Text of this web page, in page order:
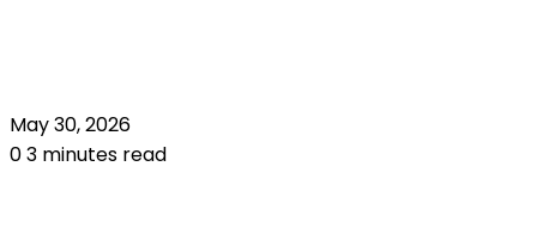
May 30, 2026
03 minutes read